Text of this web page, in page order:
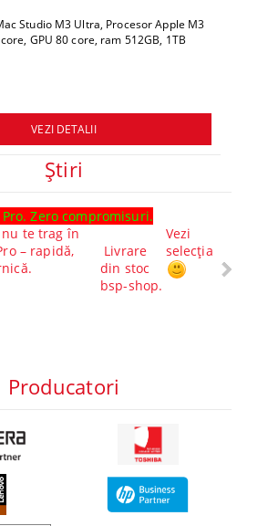
Studio M3 Ultra, Procesor Apple M3
GPU 80 core, ram 512GB, 1TB
VEZI DETALII
Ştiri
Zero compromisuri.
te trag în
– rapidă,
Livrare
din stoc
bsp-shop.
Vezi
selecția
Producatori